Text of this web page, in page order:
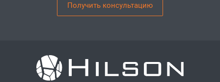
Получить консультацию